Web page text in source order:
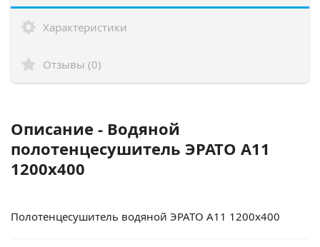
Характеристики
Отзывы (0)
Описание - Водяной
полотенцесушитель ЭРАТО А11
1200x400
Полотенцесушитель водяной ЭРАТО А11 1200x400